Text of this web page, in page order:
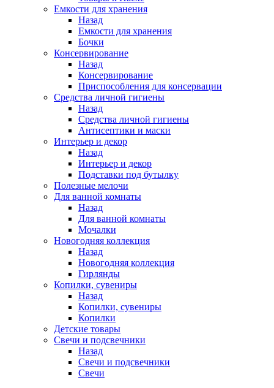
Емкости для хранения
Назад
Емкости для хранения
Бочки
Консервирование
Назад
Консервирование
Приспособления для консервации
Средства личной гигиены
Назад
Средства личной гигиены
Антисептики и маски
Интерьер и декор
Назад
Интерьер и декор
Подставки под бутылку
Полезные мелочи
Для ванной комнаты
Назад
Для ванной комнаты
Мочалки
Новогодняя коллекция
Назад
Новогодняя коллекция
Гирлянды
Копилки, сувениры
Назад
Копилки, сувениры
Копилки
Детские товары
Свечи и подсвечники
Назад
Свечи и подсвечники
Свечи